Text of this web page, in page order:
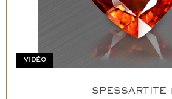
VIDÉO
SPESSARTITE 1